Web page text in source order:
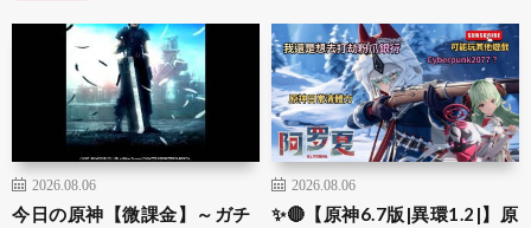
2026.08.06
今日の原神【微課金】～ガチ
2026.08.06
✨🔴【原神6.7版|異環1.2|】原